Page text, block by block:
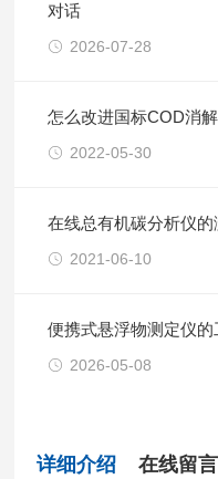
对话
2026-07-28
怎么改进国标COD消
2022-05-30
在线总有机碳分析仪的
2021-06-10
便携式悬浮物测定仪
2026-05-08
详细介绍 在线留言